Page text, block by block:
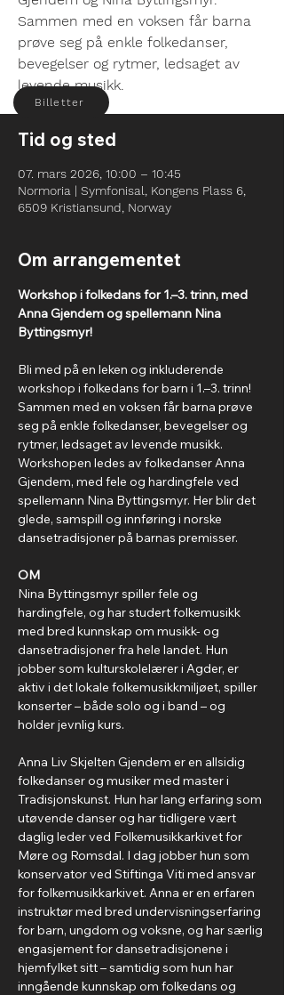
Sammen med en voksen får barna
prøve seg på enkle folkedanser,
bevegelser og rytmer, ledsaget av
levende musikk.
Tid og sted
07. mars 2026, 10:00 – 10:45
Normoria | Symfonisal, Kongens Plass 6,
6509 Kristiansund, Norway
Om arrangementet
Workshop i folkedans for 1.–3. trinn, med
Anna Gjendem og spellemann Nina
Byttingsmyr!
Bli med på en leken og inkluderende
workshop i folkedans for barn i 1.–3. trinn!
Sammen med en voksen får barna prøve
seg på enkle folkedanser, bevegelser og
rytmer, ledsaget av levende musikk.
Workshopen ledes av folkedanser Anna
Gjendem, med fele og hardingfele ved
spellemann Nina Byttingsmyr. Her blir det
glede, samspill og innføring i norske
dansetradisjoner på barnas premisser.
OM
Nina Byttingsmyr spiller fele og
hardingfele, og har studert folkemusikk
med bred kunnskap om musikk- og
dansetradisjoner fra hele landet. Hun
jobber som kulturskolelærer i Agder, er
aktiv i det lokale folkemusikkmiljøet, spiller
konserter – både solo og i band – og
holder jevnlig kurs.
Anna Liv Skjelten Gjendem er en allsidig
folkedanser og musiker med master i
Tradisjonskunst. Hun har lang erfaring som
utøvende danser og har tidligere vært
daglig leder ved Folkemusikkarkivet for
Møre og Romsdal. I dag jobber hun som
konservator ved Stiftinga Viti med ansvar
for folkemusikkarkivet. Anna er en erfaren
instruktør med bred undervisningserfaring
for barn, ungdom og voksne, og har særlig
engasjement for dansetradisjonene i
hjemfylket sitt – samtidig som hun har
inngående kunnskap om folkedans og
Billetter